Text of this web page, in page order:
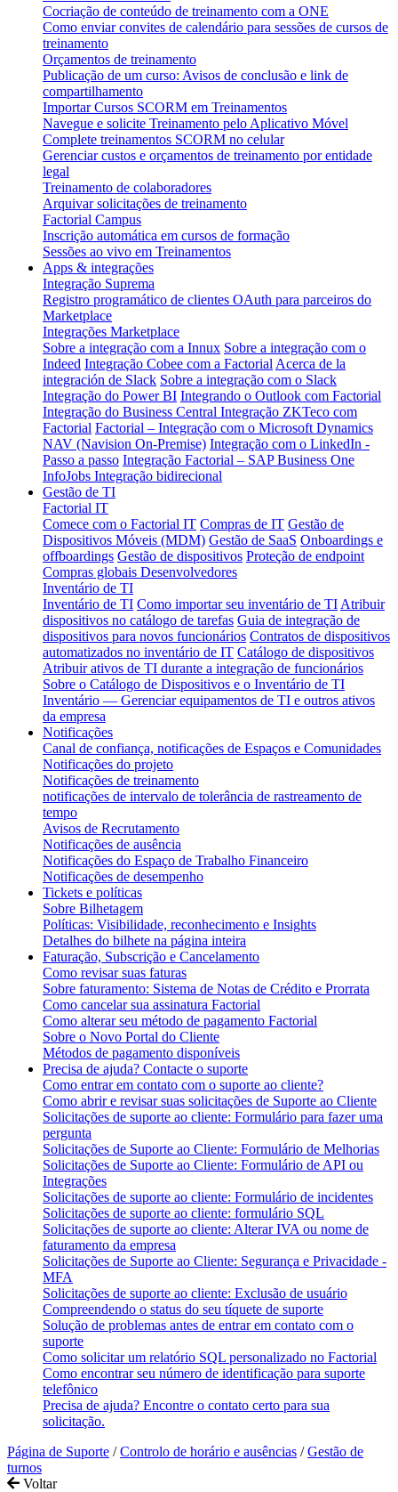
Cocriação de conteúdo de treinamento com a ONE
Como enviar convites de calendário para sessões de cursos de
treinamento
Orçamentos de treinamento
Publicação de um curso: Avisos de conclusão e link de
compartilhamento
Importar Cursos SCORM em Treinamentos
Navegue e solicite Treinamento pelo Aplicativo Móvel
Complete treinamentos SCORM no celular
Gerenciar custos e orçamentos de treinamento por entidade
legal
Treinamento de colaboradores
Arquivar solicitações de treinamento
Factorial Campus
Inscrição automática em cursos de formação
Sessões ao vivo em Treinamentos
Apps & integrações
Integração Suprema
Registro programático de clientes OAuth para parceiros do
Marketplace
Integrações Marketplace
Sobre a integração com a Innux Sobre a integração com o
Indeed Integração Cobee com a Factorial Acerca de la
integración de Slack Sobre a integração com o Slack
Integração do Power BI Integrando o Outlook com Factorial
Integração do Business Central Integração ZKTeco com
Factorial Factorial – Integração com o Microsoft Dynamics
NAV (Navision On-Premise) Integração com o LinkedIn -
Passo a passo Integração Factorial – SAP Business One
InfoJobs Integração bidirecional
Gestão de TI
Factorial IT
Comece com o Factorial IT Compras de IT Gestão de
Dispositivos Móveis (MDM) Gestão de SaaS Onboardings e
offboardings Gestão de dispositivos Proteção de endpoint
Compras globais Desenvolvedores
Inventário de TI
Inventário de TI Como importar seu inventário de TI Atribuir
dispositivos no catálogo de tarefas Guia de integração de
dispositivos para novos funcionários Contratos de dispositivos
automatizados no inventário de IT Catálogo de dispositivos
Atribuir ativos de TI durante a integração de funcionários
Sobre o Catálogo de Dispositivos e o Inventário de TI
Inventário — Gerenciar equipamentos de TI e outros ativos
da empresa
Notificações
Canal de confiança, notificações de Espaços e Comunidades
Notificações do projeto
Notificações de treinamento
notificações de intervalo de tolerância de rastreamento de
tempo
Avisos de Recrutamento
Notificações de ausência
Notificações do Espaço de Trabalho Financeiro
Notificações de desempenho
Tickets e políticas
Sobre Bilhetagem
Políticas: Visibilidade, reconhecimento e Insights
Detalhes do bilhete na página inteira
Faturação, Subscrição e Cancelamento
Como revisar suas faturas
Sobre faturamento: Sistema de Notas de Crédito e Prorrata
Como cancelar sua assinatura Factorial
Como alterar seu método de pagamento Factorial
Sobre o Novo Portal do Cliente
Métodos de pagamento disponíveis
Precisa de ajuda? Contacte o suporte
Como entrar em contato com o suporte ao cliente?
Como abrir e revisar suas solicitações de Suporte ao Cliente
Solicitações de suporte ao cliente: Formulário para fazer uma
pergunta
Solicitações de Suporte ao Cliente: Formulário de Melhorias
Solicitações de Suporte ao Cliente: Formulário de API ou
Integrações
Solicitações de suporte ao cliente: Formulário de incidentes
Solicitações de suporte ao cliente: formulário SQL
Solicitações de suporte ao cliente: Alterar IVA ou nome de
faturamento da empresa
Solicitações de Suporte ao Cliente: Segurança e Privacidade -
MFA
Solicitações de suporte ao cliente: Exclusão de usuário
Compreendendo o status do seu tíquete de suporte
Solução de problemas antes de entrar em contato com o
suporte
Como solicitar um relatório SQL personalizado no Factorial
Como encontrar seu número de identificação para suporte
telefônico
Precisa de ajuda? Encontre o contato certo para sua
solicitação.
Página de Suporte / Controlo de horário e ausências / Gestão de
turnos
Voltar